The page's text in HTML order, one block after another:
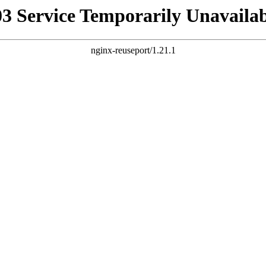
Service Temporarily
nginx-reuseport/1.21.1